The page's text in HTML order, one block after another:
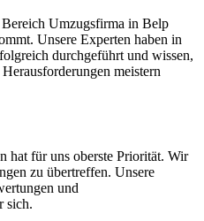
Umzugsfirma in Belp
Unsere Experten haben in
durchgeführt und wissen,
meistern
hat für uns oberste Priorität. Wir
zu übertreffen. Unsere
und
sich.